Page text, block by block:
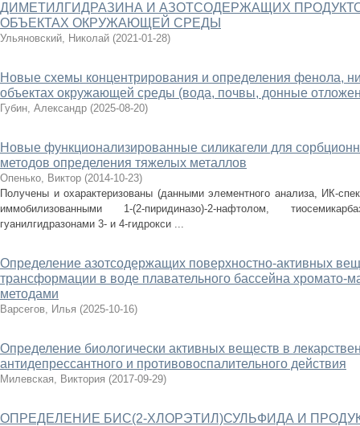
ДИМЕТИЛГИДРАЗИНА И АЗОТСОДЕРЖАЩИХ
ОБЪЕКТАХ ОКРУЖАЮЩЕЙ СРЕДЫ
Ульяновский, Николай (2021-01-28)
Новые схемы концентрирования и определения фенола,
объектах окружающей среды (вода, почвы, донные
Губин, Александр (2025-08-20)
Новые функционализированные силикагели для
методов определения тяжелых металлов
Опенько, Виктор (2014-10-23)
Получены и охарактеризованы (данными элементного анализа, ИК-
иммобилизованными 1-(2-пиридиназо)-2-нафтолом,
гуанилгидразонами 3- и 4-гидрокси ...
Определение азотсодержащих поверхностно-активных
трансформации в воде плавательного бассейна хромато-
методами
Варсегов, Илья (2025-10-16)
Определение биологически активных веществ в
антидепрессантного и противовоспалительного действия
Милевская, Виктория (2017-09-29)
ОПРЕДЕЛЕНИЕ БИС(2-ХЛОРЭТИЛ)СУЛЬФИДА И